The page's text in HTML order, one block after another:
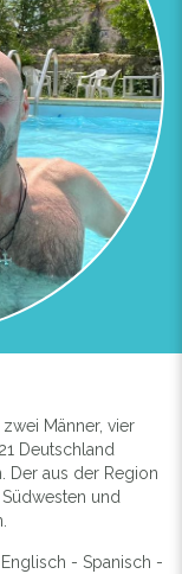
Männer, vier
Deutschland
Der aus der Region
und
- Spanisch -